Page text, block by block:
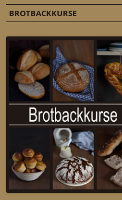
BROTBACKKURSE